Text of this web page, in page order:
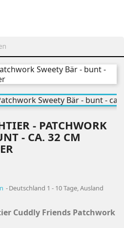
- PATCHWORK
- CA. 32 CM
Deutschland 1 - 10 Tage, Ausland
Cuddly Friends Patchwork